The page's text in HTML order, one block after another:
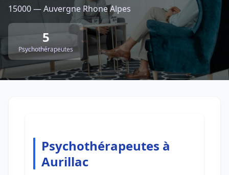
15000 — Auvergne Rhone Alpes
5
Psychothérapeutes
Psychothérapeutes à
Aurillac